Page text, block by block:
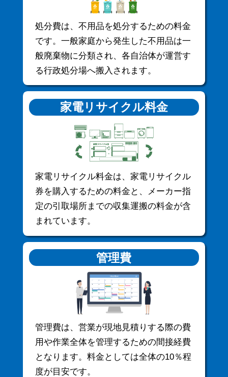
処分費は、不用品を処分するための料金
です。一般家庭から発生した不用品は一
般廃棄物に分類され、各自治体が運営す
る行政処分場へ搬入されます。
家電リサイクル料金
家電リサイクル料金は、家電リサイクル
券を購入するための料金と、メーカー指
定の引取場所までの収集運搬の料金が含
まれています。
管理費
管理費は、営業が現地見積りする際の費
用や作業全体を管理するための間接経費
となります。料金としては全体の10％程
度が目安です。